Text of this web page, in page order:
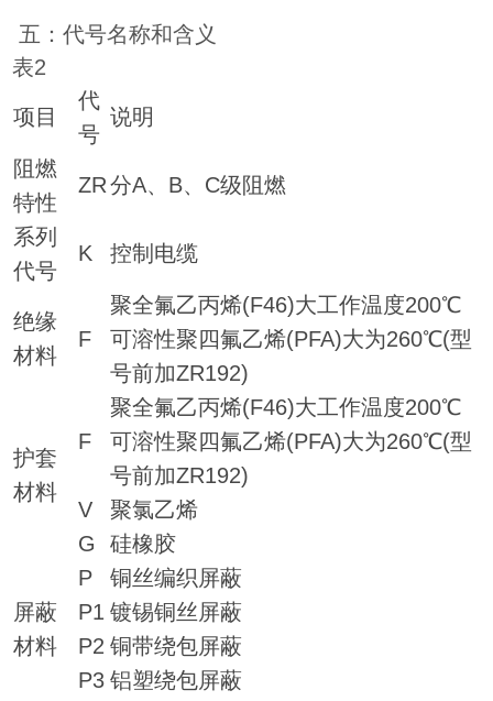
五：代号名称和含义
表2
项目
代
号
说明
阻燃
特性
ZR分A、B、C级阻燃
系列
代号
K 控制电缆
绝缘
材料
F
聚全氟乙丙烯(F46)大工作温度200℃
可溶性聚四氟乙烯(PFA)大为260℃(型
号前加ZR192)
护套
材料
F
聚全氟乙丙烯(F46)大工作温度200℃
可溶性聚四氟乙烯(PFA)大为260℃(型
号前加ZR192)
V
聚氯乙烯
G
硅橡胶
屏蔽
材料
P
铜丝编织屏蔽
P1 镀锡铜丝屏蔽
P2 铜带绕包屏蔽
P3 铝塑绕包屏蔽